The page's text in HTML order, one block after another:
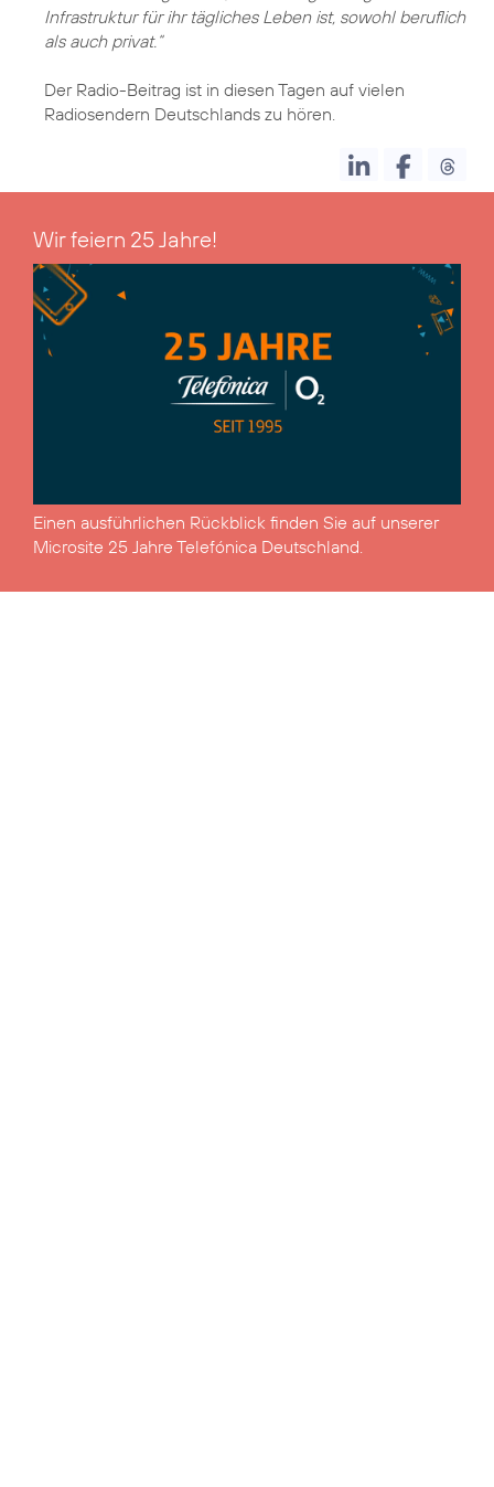
Infrastruktur für ihr tägliches Leben ist, sowohl beruflich
als auch privat.“
Der Radio-Beitrag ist in diesen Tagen auf vielen
Radiosendern Deutschlands zu hören.
Wir feiern 25 Jahre!
Einen ausführlichen Rückblick finden Sie auf unserer
Microsite 25 Jahre Telefónica Deutschland.